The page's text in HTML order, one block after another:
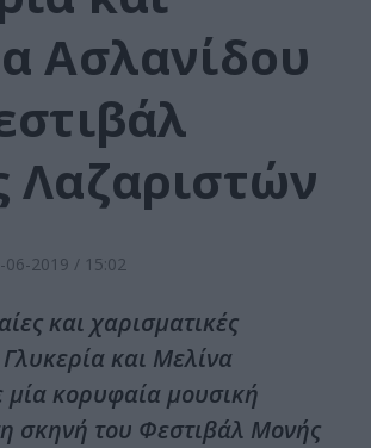
Ασλανίδου
Λαζαριστών
06-2019 / 15:02
και χαρισματικές
και Μελίνα
μία κορυφαία μουσική
σκηνή του Φεστιβάλ Μονής